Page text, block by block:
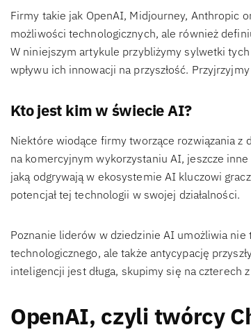
Firmy takie jak OpenAI, Midjourney, Anthropic
możliwości technologicznych, ale również
W niniejszym artykule przybliżymy sylwetki
wpływu ich innowacji na przyszłość.
Kto jest kim w świecie AI?
Niektóre wiodące firmy tworzące rozwiązania z
na komercyjnym wykorzystaniu AI, jeszcze
jaką odgrywają w ekosystemie AI kluczowi
potencjał tej technologii w swojej działalności.
Poznanie liderów w dziedzinie AI umożliwia
technologicznego, ale także antycypację
inteligencji jest długa, skupimy się na czterech
OpenAI, czyli twórcy